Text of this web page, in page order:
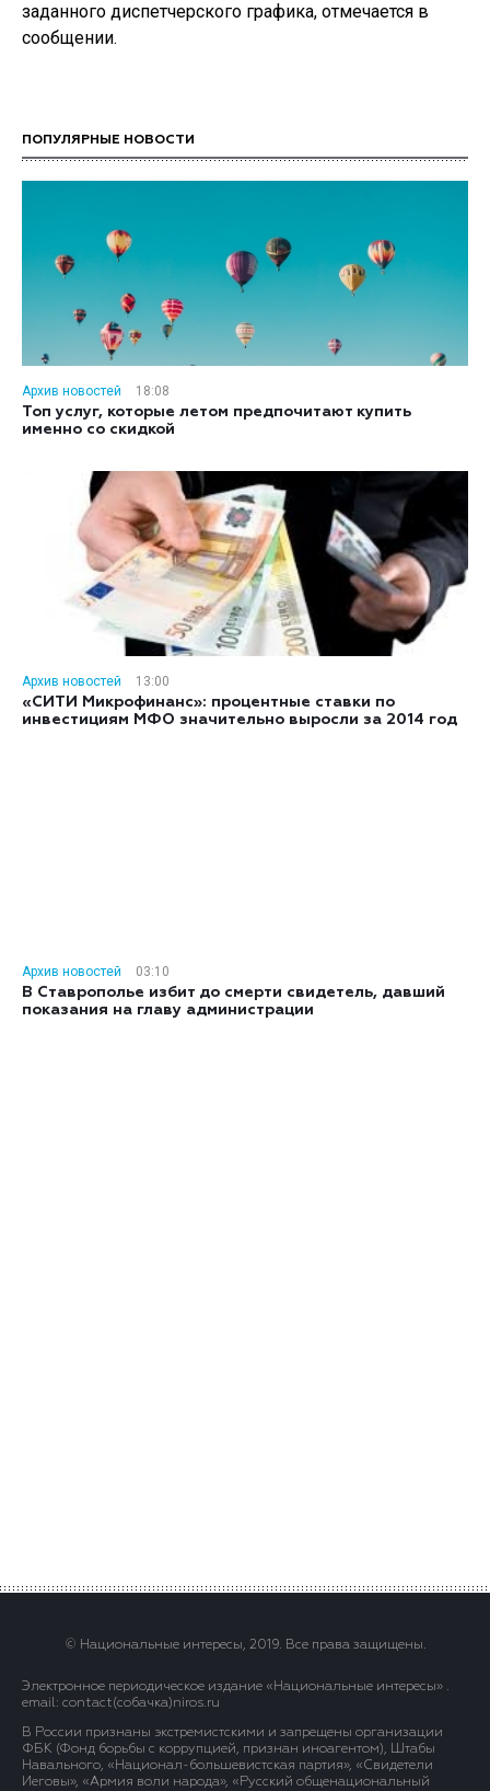
заданного диспетчерского графика, отмечается в
сообщении.
ПОПУЛЯРНЫЕ НОВОСТИ
Архив новостей
18:08
Топ услуг, которые летом предпочитают купить
именно со скидкой
Архив новостей
13:00
«СИТИ Микрофинанс»: процентные ставки по
инвестициям МФО значительно выросли за 2014 год
Архив новостей
03:10
В Ставрополье избит до смерти свидетель, давший
показания на главу администрации
© Национальные интересы, 2019. Все права защищены.
Электронное периодическое издание «Национальные интересы» .
email: contact(сoбaчка)niros.ru
В России признаны экстремистскими и запрещены организации
ФБК (Фонд борьбы с коррупцией, признан иноагентом), Штабы
Навального, «Национал-большевистская партия», «Свидетели
Иеговы», «Армия воли народа», «Русский общенациональный